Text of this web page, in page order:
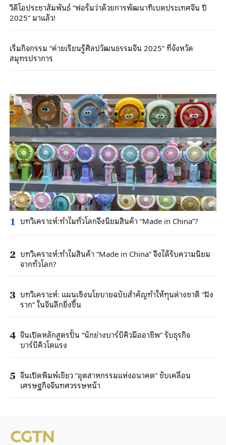
วิดีโอประชาสัมพันธ์ “ฟอรั่มว่าด้วยการพัฒนาทิเบตประเทศจีน ปี
2025” มาแล้ว!
เริ่มกิจกรรม “ค่ายเรียนรู้ศิลปวัฒนธรรมจีน 2025” ที่จังหวัด
สมุทรปราการ
1 บทวิเคราะห์:ทำไมทั่วโลกจึงนิยมสินค้า “Made in China”?
2 บทวิเคราะห์:ทำไมสินค้า “Made in China” จึงได้รับความนิยม
จากทั่วโลก?
3 บทวิเคราะห์: แผนเชิงนโยบายฉบับสำคัญทำให้ทุนต่างชาติ “ฝัง
ราก” ในจีนลึกยิ่งขึ้น
4 จีนเปิดหลักสูตรปั้น “นักย่างบาร์บีคิวมืออาชีพ” รับธุรกิจ
บาร์บีคิวโตแรง
5 จีนเปิดพิมพ์เขียว “อุตสาหกรรมแห่งอนาคต” ขับเคลื่อน
เศรษฐกิจจีนทศวรรษหน้า